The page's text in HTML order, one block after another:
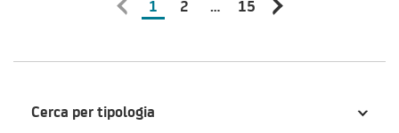
1 2 … 15
Cerca per tipologia